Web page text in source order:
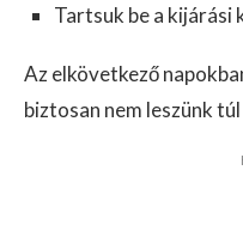
Tartsuk be a
Az elkövetkező
biztosan nem leszünk túl